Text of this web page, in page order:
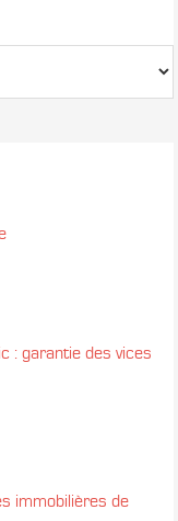
: garantie des vices
immobilières de